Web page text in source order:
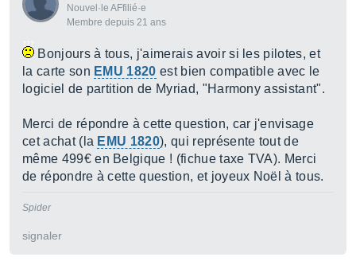
Nouvel·le AFfilié·e
Membre depuis 21 ans
Bonjours à tous, j'aimerais avoir si les pilotes, et
la carte son EMU 1820 est bien compatible avec le
logiciel de partition de Myriad, "Harmony assistant".
Merci de répondre à cette question, car j'envisage
cet achat (la EMU 1820), qui représente tout de
même 499€ en Belgique ! (fichue taxe TVA). Merci
de répondre à cette question, et joyeux Noël à tous.
Spider
signaler